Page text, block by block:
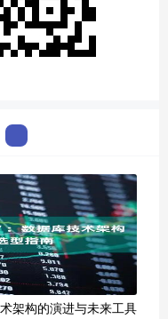
架构的演进与未来工具